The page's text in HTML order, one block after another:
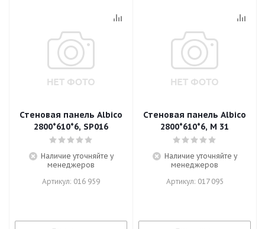
Стеновая панель Albico
2800*610*6, SP016
Наличие уточняйте у
менеджеров
Артикул: 016 959
Стеновая панель Albico
2800*610*6, M 31
Наличие уточняйте у
менеджеров
Артикул: 017 095